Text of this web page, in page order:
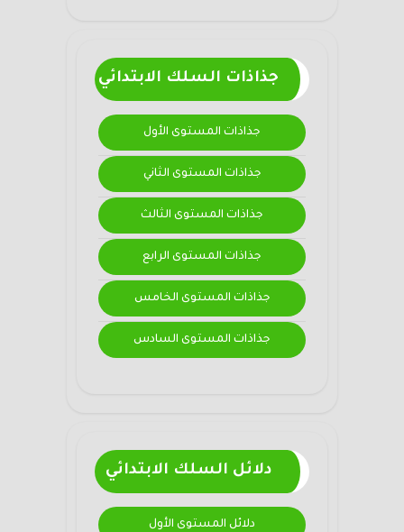
جذاذات السلك الابتدائي
جذاذات المستوى الأول
جذاذات المستوى الثاني
جذاذات المستوى الثالث
جذاذات المستوى الرابع
جذاذات المستوى الخامس
جذاذات المستوى السادس
دلائل السلك الابتدائي
دلائل المستوى الأول